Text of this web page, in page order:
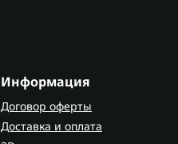
Информация
Договор оферты
Доставка и оплата